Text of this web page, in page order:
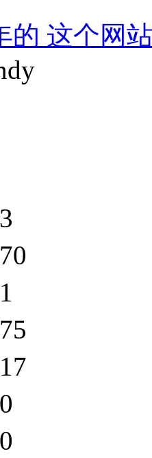
的 这个网
3
70
1
75
17
0
0